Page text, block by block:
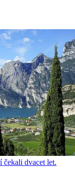
čekali dvacet let.